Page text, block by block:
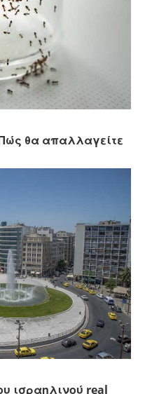
θα απαλλαγείτε
ισραηλινού real